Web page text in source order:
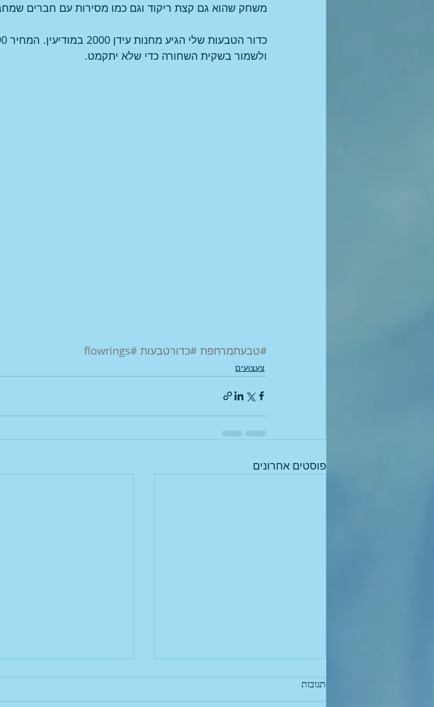
משחק שהוא גם קצת ריקוד וגם כמו מסירות עם חברים
ולשמור בשקית השחורה כדי שלא יתקמט.
#טבעתמרחפת #כדורטבעות #flowrings
צעצועים
פוסטים אחרונים
תגובות